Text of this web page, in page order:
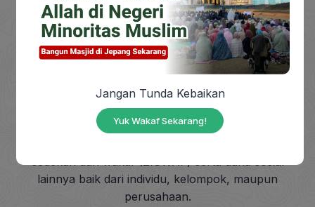
DOMPET DHUAFA adalah Lembaga Nirlaba milik
masyarakat, berdiri sejak tahun 1993, yang
berkhidmat mengangkat harkat sosial masyarakat
lainnya baik dari individu, kelompok, maupun
perusahaan.
Jangan Tunda Kebaikan
Yuk Wakaf Sekarang!